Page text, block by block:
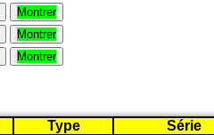
Montrer
Montrer
Montrer
Type
Série